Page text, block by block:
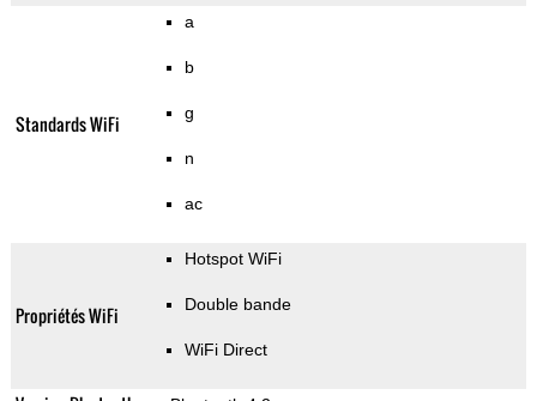
Standards WiFi
a
b
g
n
ac
Propriétés WiFi
Hotspot WiFi
Double bande
WiFi Direct